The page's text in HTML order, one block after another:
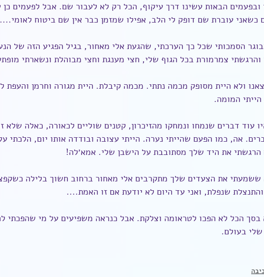
ובפעמים הבאות עשינו דרך עיקוף, הכל רק לא לעבור שם. אבל לפעמים כן
כשאני עוברת שם דופק לי הלב, אפילו שמזמן כבר אין שם ביטוח לאומי....
הסמכותי שכל כך הערכתי, שהגעת אלי מאחור, בגיל הפגיע הזה של
והרגשתי צמרמורת בכל הגוף שלי, חצי מענגת וחצי מבוהלת ונשארתי
ולא היית מסופק מכמה נתתי. מכמה קיבלת. היית מגורה וחרמן
המומה.
עוד דברים שנמחו ונמחקו מהזיכרון, קטנים שוליים לכאורה, כאלה שלא
אה, כמו הפעם שהייתי נערה. הייתי עצובה ובודדה אותו יום, הלכתי
הרגשתי את היד שלך מסתובבת על הישבן שלי. אמא׳לה!
ששמעתי את הצעדים שלך מתקרבים אלי מאחור ברחוב חשוך בלילה
שנפלת, ואני עד היום לא יודעת אם זו האמת....
בסך הכל לא הפכו לטראומה וצלקת. אבל כנראה משפיעים על מי שהפכתי
בעולם.